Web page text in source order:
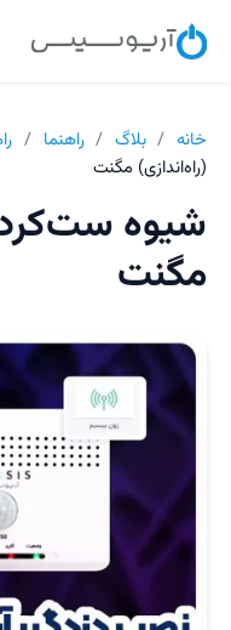
خانه / بلاگ / راهنما /
(راه‌اندازی) مگنت
شیوه
مگنت